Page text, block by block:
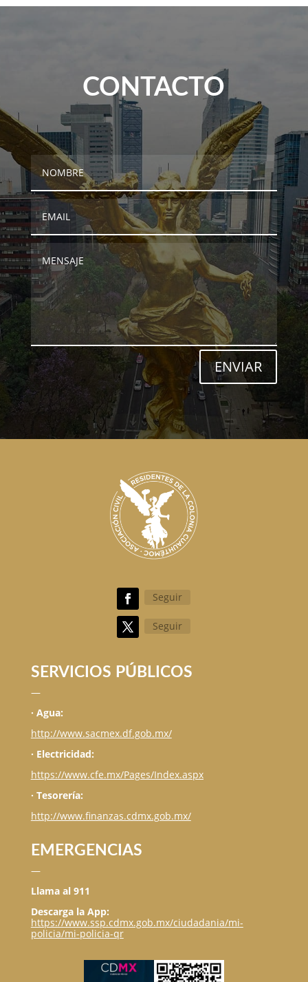
CONTACTO
ENVIAR
Seguir
Seguir
SERVICIOS PÚBLICOS
—
· Agua:
http://www.sacmex.df.gob.mx/
· Electricidad:
https://www.cfe.mx/Pages/Index.aspx
· Tesorería:
http://www.finanzas.cdmx.gob.mx/
EMERGENCIAS
—
Llama al 911
Descarga la App:
https://www.ssp.cdmx.gob.mx/ciudadania/mi-
policia/mi-policia-qr